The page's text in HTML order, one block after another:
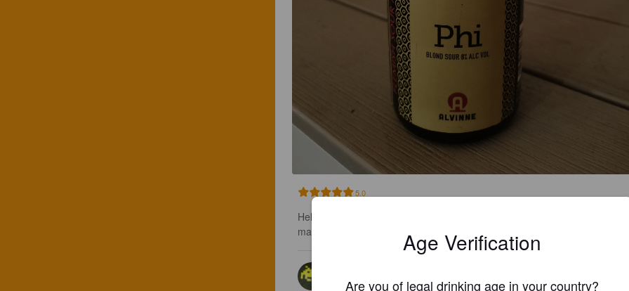
5.0
Helvetin hyvä perus sour ilman mitään sen suurempia marjojen ja
makuja. Hyvä happamuus, ei oo liian makea ja sopiva karvaisuus. Jatkoon
VHASU
Age Verification
Are you of legal drinking age in your country?